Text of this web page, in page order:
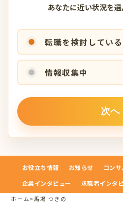
あなたに近い状況を選
転職を検討している
情報収集中
お役立ち情報 お知らせ コン
企業インタビュー
求職者インタ
ホーム>馬場 つきの